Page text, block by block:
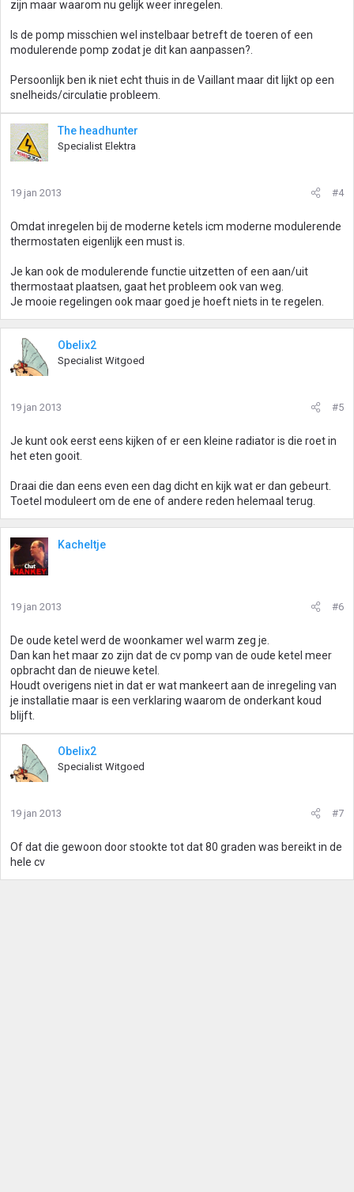
zijn maar waarom nu gelijk weer inregelen.
Is de pomp misschien wel instelbaar betreft de toeren of een
modulerende pomp zodat je dit kan aanpassen?.
Persoonlijk ben ik niet echt thuis in de Vaillant maar dit lijkt op een
snelheids/circulatie probleem.
The headhunter
Specialist Elektra
19 jan 2013 #4
Omdat inregelen bij de moderne ketels icm moderne modulerende
thermostaten eigenlijk een must is.
Je kan ook de modulerende functie uitzetten of een aan/uit
thermostaat plaatsen, gaat het probleem ook van weg.
Je mooie regelingen ook maar goed je hoeft niets in te regelen.
Obelix2
Specialist Witgoed
19 jan 2013 #5
Je kunt ook eerst eens kijken of er een kleine radiator is die roet in
het eten gooit.
Draai die dan eens even een dag dicht en kijk wat er dan gebeurt.
Toetel moduleert om de ene of andere reden helemaal terug.
Kacheltje
19 jan 2013 #6
De oude ketel werd de woonkamer wel warm zeg je.
Dan kan het maar zo zijn dat de cv pomp van de oude ketel meer
opbracht dan de nieuwe ketel.
Houdt overigens niet in dat er wat mankeert aan de inregeling van
je installatie maar is een verklaring waarom de onderkant koud
blijft.
Obelix2
Specialist Witgoed
19 jan 2013 #7
Of dat die gewoon door stookte tot dat 80 graden was bereikt in de
hele cv